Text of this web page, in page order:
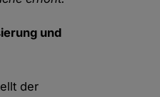
und
der